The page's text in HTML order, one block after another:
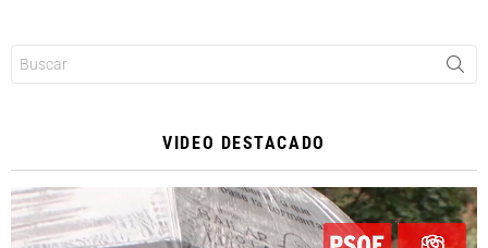
VIDEO DESTACADO
Reproductor
de
vídeo